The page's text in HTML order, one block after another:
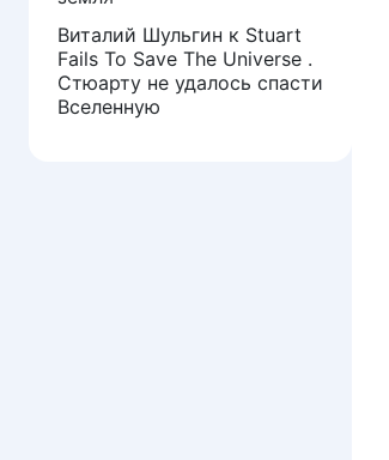
Виталий Шульгин к Stuart
Fails To Save The Universe .
Стюарту не удалось спасти
Вселенную